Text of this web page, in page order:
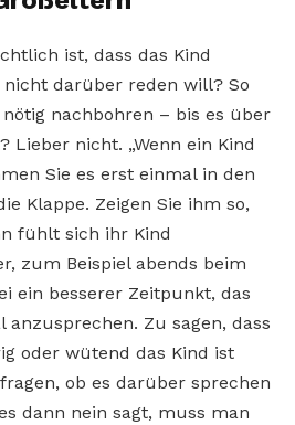
ist, dass das Kind
darüber reden will? So
nachbohren – bis es über
Lieber nicht. „Wenn ein Kind
Sie es erst einmal in den
Klappe. Zeigen Sie ihm so,
fühlt sich ihr Kind
zum Beispiel abends beim
ein besserer Zeitpunkt, das
anzusprechen. Zu sagen, dass
oder wütend das Kind ist
ob es darüber sprechen
dann nein sagt, muss man